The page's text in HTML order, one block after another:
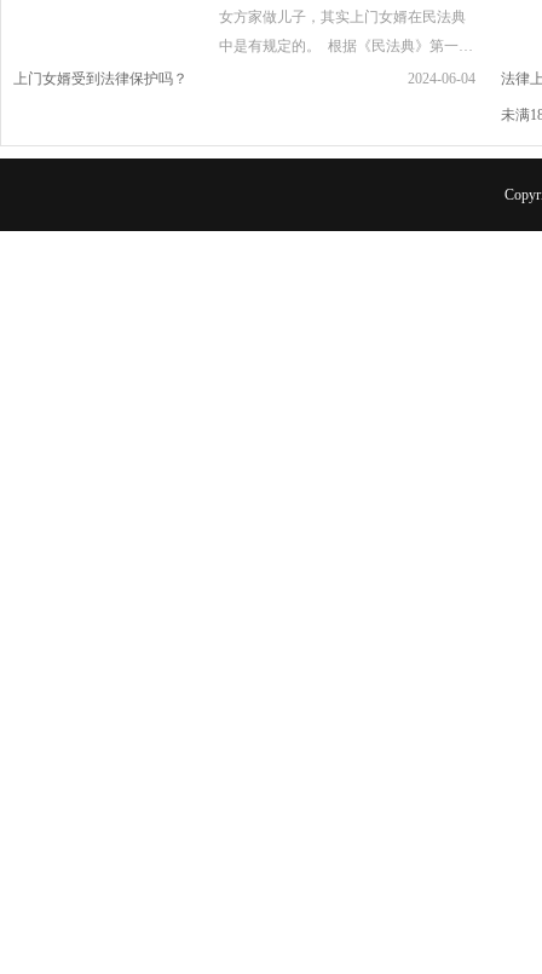
女方家做儿子，其实上门女婿在民法典
中是有规定的。  根据《民法典》第一千
零五十条规定，登记结婚后，按照男女
上门女婿受到法律保护吗？ 2024-06-04 法律
未满